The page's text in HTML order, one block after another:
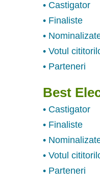
• Castigator
• Finaliste
•
• Votul
• Parteneri
Best
• Castigator
• Finaliste
•
• Votul
• Parteneri